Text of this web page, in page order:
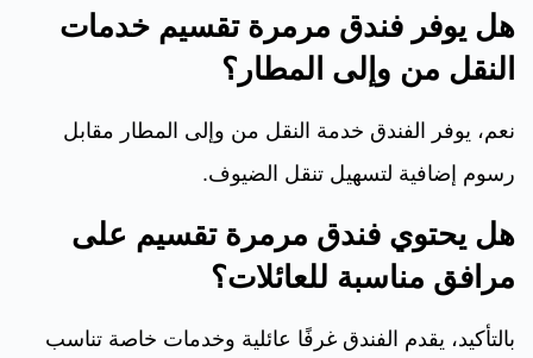
هل يوفر فندق مرمرة تقسيم خدمات
النقل من وإلى المطار؟
نعم، يوفر الفندق خدمة النقل من وإلى المطار مقابل
رسوم إضافية لتسهيل تنقل الضيوف.
هل يحتوي فندق مرمرة تقسيم على
مرافق مناسبة للعائلات؟
بالتأكيد، يقدم الفندق غرفًا عائلية وخدمات خاصة تناسب